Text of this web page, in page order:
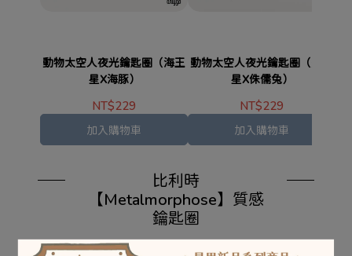
動物太空人夜光鑰匙圈（海王
星X海豚）
NT$229
加入購物車
動物太空人夜光鑰匙圈（天王
星X侏儒兔）
NT$229
加入購物車
比利時
【Metalmorphose】質感
鑰匙圈